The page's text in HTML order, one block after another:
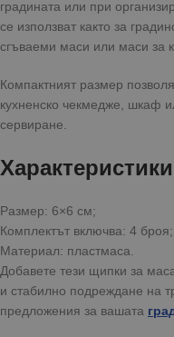
градината или при
се използват както за
сгъваеми маси или маси за
Компактният размер
кухненско чекмедже, шкаф
сервиране.
Размер: 6×6 см;
Комплектът включва: 4 броя;
Материал: пластмаса.
Добавете тези щипки за
и стабилно подреждане на
предложения за вашата